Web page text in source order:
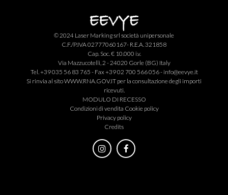
© 2024 Laser Marking srl società unipersonale
C.F./P.IVA 02777060167- R.E.A. 321858
Cap. Soc. € 10.000 i.v.
Via Mazzucotelli, 2 - 24020 Gorle (BG) Italy
Tel. +39 035 56 83 765 - Fax +39 02 700 566 056 - info@eevye.it
Si rinvia al sitoWWW.RNA.GOV.IT per la consultazione degli importi
ricevuti.
MODULO DI RECESSO
Condizioni di vendita Cookie policy
Privacy policy
Credits